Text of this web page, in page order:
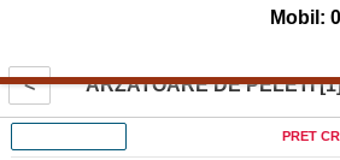
Mobil:
< ARZATOARE DE PELETI
PRET